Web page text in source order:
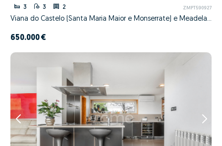
3 3 2 ZMPT590927
Viana do Castelo (Santa Maria Maior e Monserrate) e Meadela, Viana do Castelo, Viana do Castelo
650.000 €